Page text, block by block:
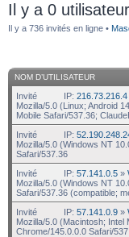
Il y a 0
Il y a 736 invités en ligne •
NOM D’UTILISATEUR
Invité IP: 216.73.216.4
Mozilla/5.0 (Linux; Android
Mobile Safari/537.36;
Invité
IP:
Mozilla/5.0 (Windows NT
Safari/537.36
Invité
IP: 57.141.0.5 »
Mozilla/5.0 (Windows NT
Safari/537.36 (compatible;
Invité
IP: 57.141.0.9 »
Mozilla/5.0 (Macintosh; Intel
Chrome/145.0.0.0 Safari/